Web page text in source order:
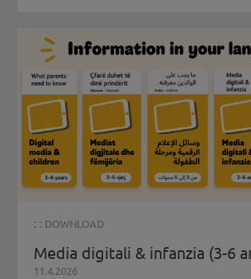
: : DOWNLOAD
Media digitali & infanzia (3-6
11.4.2026